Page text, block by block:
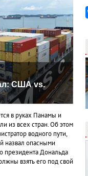
США vs.
в руках Панамы и
из всех стран. Об этом
водного пути,
назвал опасными
президента Дональда
взять его под свой